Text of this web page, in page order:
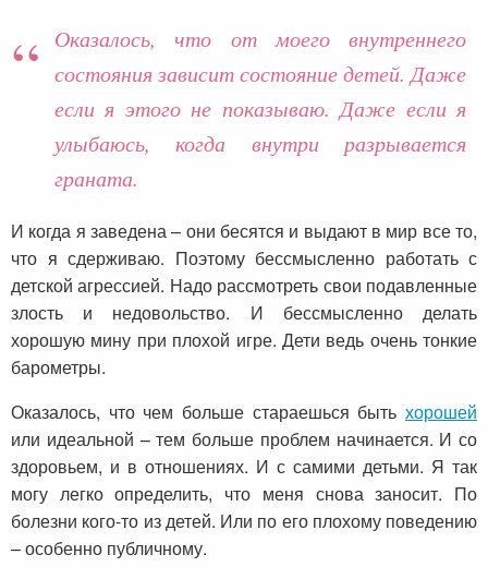
Оказалось, что от моего внутреннего
состояния зависит состояние детей. Даже
если я этого не показываю. Даже если я
улыбаюсь, когда внутри разрывается
граната.
И когда я заведена – они бесятся и выдают в мир все то,
что я сдерживаю. Поэтому бессмысленно работать с
детской агрессией. Надо рассмотреть свои подавленные
злость и недовольство. И бессмысленно делать
хорошую мину при плохой игре. Дети ведь очень тонкие
барометры.
Оказалось, что чем больше стараешься быть хорошей
или идеальной – тем больше проблем начинается. И со
здоровьем, и в отношениях. И с самими детьми. Я так
могу легко определить, что меня снова заносит. По
болезни кого-то из детей. Или по его плохому поведению
– особенно публичному.